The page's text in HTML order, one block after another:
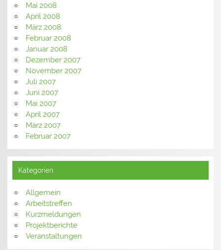
Mai 2008
April 2008
März 2008
Februar 2008
Januar 2008
Dezember 2007
November 2007
Juli 2007
Juni 2007
Mai 2007
April 2007
März 2007
Februar 2007
Kategorien
Allgemein
Arbeitstreffen
Kurzmeldungen
Projektberichte
Veranstaltungen